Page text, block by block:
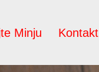
Minju Kontakt